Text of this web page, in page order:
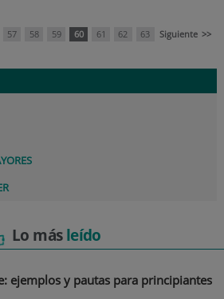
57 58 59 60 61 62 63 Siguiente >>
Lo másleído
ejemplos y pautas para principiantes